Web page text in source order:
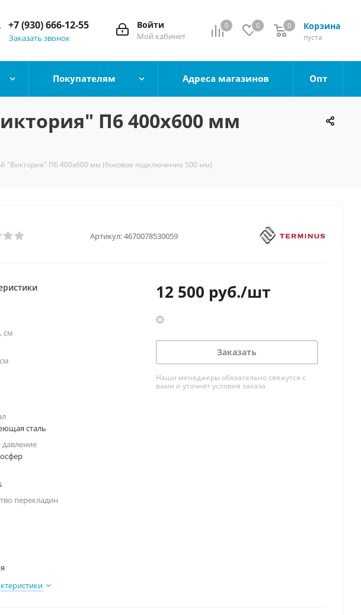
0 0 Корзина
0
пуста
0
Войти
Мой кабинет
+7 (930) 666-12-55
Заказать звонок
Покупателям Адреса магазинов Опт
П6 400х600 мм
"Виктория" П6 400х600 мм (боковое подключение 500 мм)
Артикул:4670078530059
см
сталь
перекладин
12 500 руб./шт
Заказать
Наши менеджеры обязательно свяжутся с
вами и уточнят условия заказа